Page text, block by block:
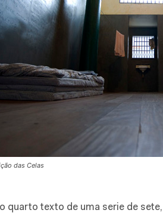
das Celas
o quarto texto de uma serie de